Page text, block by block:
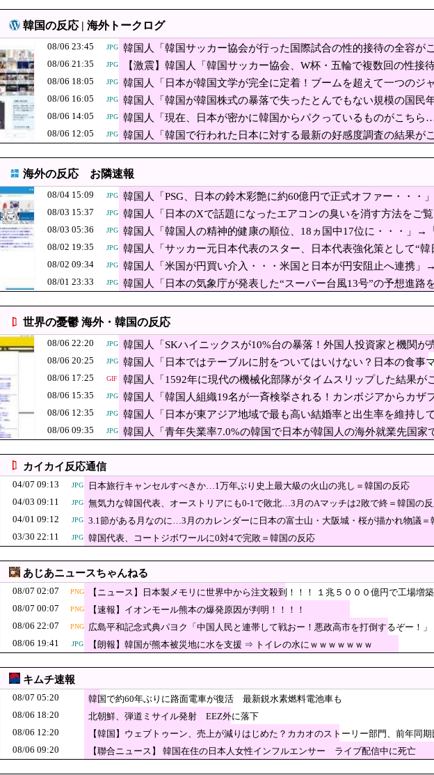
エース級の財務官僚が異例転出へ 官邸幹部「協力的でなかったから」 [8/6]
ネット販売…「品切れ前に買うと満足感」集英社オンラインショップで“43億円分”キャンセルか 200超のメ
韓国人「とある日本の飲食店で、韓国人店員が韓国人団体客と口論になった理由がこち
「安物買いの銭失いだったねぇ」とインドネシア高速鉄道の最終処
ないというと何が財源なんだ？
JPG
【外国人採用アンケ】諮問機関「差別、非公開答申」三重県「差別
した」
【速報】イオンモール熊本の爆発原因が判明！！！！
【韓国】ウェブトゥーン、売上が減りはじめた？カカオのストーリー部門、前年同期比で売上がマイナス16％
PNG #韓国記事翻訳 『グラミーに見せつけたワールドスターBTSの威厳！』、『グラミーは
秋田市に国内最大級データセンター 建設費２兆円見込む、ＵＡＥなど投資
JPG 韓国人「安貞桓『サッカー協会は皆、一掃されるべき』2002年W杯の主役たちが苦言」と話題に
上海一月風暴とは——造反派が一夜で市の権力を奪った1967年1月
PNG 広島県知事ら「核抑止論、根本的におかしい」
中国外務省、広島原爆投下に関して「同情を得ようと核被害者の立場を政治利用」[8/6]
JPG
韓国人「韓国サッカー協会が行った国際試合の性的接待の全容が
（ﾌﾞﾙﾌﾞﾙ」＝韓国の反応
JPG 中国製ルーター20機種にバックドア 外部から完全制御できる機能が仕込まれていた
クマが害獣扱いされる風潮にドラマ脚本家が不快感、「何度もクマ
なかった」と主張しており……
JPG 【速報】森山裕・自民党前幹事長「高市総理の個人的なSNS投稿が
PNG
【悲報】玉川徹さん、8月6日の原爆の日にトンデモ持論を展開し物議… → ネット「そ
ｗｗｗｗｗｗｗｗ
不動産ファンド「みんなで大家さん」が約2881億円の債務超過 分配金の支払い停止めぐり出資者約2500人が
JPG 韓国人「別れを告げた女性を車に監禁した50代男を逮捕」→「本当に情けない」
JPG 【衝撃】韓国人「宮崎駿が首を縦に振った金額」
JPG ついに国産ヒューマノイド登場、人手不足深刻化の医療・製造現場などでの活用想定！
JPG 【財務省人事】エース級の財務官僚・一松旬氏が”異例転出”へ 官邸幹部「協力的でなかったから」
韓国人「SKハイニックスが10%台の暴落！外国人投資家と機関が売
る大幅な下落‥」
JPG
【速報】子どもたちのヒーロー・任天堂、熊本地震を受け製品修理
域） 義援金5000万円寄付
熊本の被災地で暴れまくったメディア取材陣、堪忍袋の緒が切れた
【衝撃】Q：ムスリム移民って移住先をアッラーの土地って思ってるの？ → 衝撃の回
ｗ
PNG 広島平和記念式典パヨク「中国人民と連帯して戦おー！悪政高市を打倒するぞー！」
JPG 韓国人「中国・北京の108階建てビルに軽飛行機が衝突…当局は“状況を知らない”と沈黙」
サム・アルトマンとは何者か——Googleミートで解雇された「5日間」を生き延び、8520億ドル企業を率いる男
「Linuxで十分じゃね…？」世界が気付き始める Linuxの市場シェアが初めて10%超える Windows窮地 [8/6]
JPG
【速報】しんぶん赤旗、短期間に1700件の購読申し込みで嬉し泣き
判明→ 共産党が刑事告訴「厳重な処罰を求める」
韓国の反応 | 海外トークログ
08/06 23:45 JPG
韓国人「韓国サッカー協会が行った国際試合の性的接待の全容
ﾌﾞﾙ」＝韓国の反応
08/06 21:35 JPG
【激震】韓国人「韓国サッカー協会、W杯・五輪で複数回の性
（ﾌﾞﾙﾌﾞﾙ」＝韓国の反応
08/06 18:05 JPG
韓国人「日本が韓国文学が完全に定着！ブームを超えて一つのジ
様…（ﾌﾞﾙﾌﾞﾙ」＝韓国の反応
08/06 16:05 JPG
韓国人「韓国が韓国株式の暴落で失ったとんでもない規模の国
が…（ﾌﾞﾙﾌﾞﾙ」＝韓国の反応
08/06 14:05 JPG
韓国人「現在、日本が密かに韓国からパクっているものがこち
国の反応
08/06 12:05 JPG
韓国人「韓国で行われた日本に対する最新の好感度調査の結果
海外の反応 お隣速報
08/04 15:09 JPG
韓国人「PSG、日本の鈴木彩艶に約60億円で正式オファー・・・
ﾙ）」「レギュラーとして出れるとは思わないけど、それでもや
08/03 15:37 JPG 韓国人「日本のXで話題になったエアコンの臭いを消す方法をご
08/03 05:36 JPG 韓国人「韓国人の精神的健康の順位、18ヵ国中17位に・・・」→
08/02 19:35 JPG
韓国人「サッカー元日本代表のスター、日本代表強化策として“
はマジで良いと思う」「今すぐやったらガチでボコられるだろ
れ、勝っても負けても後味が悪い」
08/02 09:34 JPG
韓国人「米国が円買い介入・・・米国と日本が円安阻止へ連携
ｗ」「ウォンも救ってくれ・・・」
08/01 23:33 JPG
韓国人「日本の気象庁が発表した“スーパー台風13号”の予想進
世界の憂鬱 海外・韓国の反応
08/06 22:20 JPG
韓国人「SKハイニックスが10%台の暴落！外国人投資家と機関
幅な下落‥」
08/06 20:25 JPG
韓国人「日本ではテーブルに肘をついてはいけない？日本の食事
撃！」→「これが日本の食事マナーか？‥」
08/06 17:25 GIF
韓国人「1592年に現代の機械化部隊がタイムスリップした結果
差‥」
08/06 15:35 JPG
韓国人「韓国人組織19名が一斉検挙される！カンボジアからカザ
された犯罪グループの末路がこちらです」
08/06 12:35 JPG
韓国人「日本が東アジア地域で最も高い結婚率と出生率を維持
日本の若者たちの生活スタイル‥」
08/06 09:35 JPG
韓国人「青年失業率7.0%の韓国で日本が韓国人の海外就業先国
カイカイ反応通信
04/07 09:13 JPG
日本旅行キャンセルすべきか…1万年ぶり史上最大級の火山の兆し＝韓国の反応
04/03 09:11
JPG
無気力な韓国代表、オーストリアにも0-1で敗北…3月のAマッチは2敗で終＝韓国の
04/01 09:12
JPG
3.1節がある月なのに…3月のカレンダーに日本の富士山・大阪城・桜が描かれ物議＝
03/30 22:11
JPG 韓国代表、コートジボワールに0対4で完敗＝韓国の反応
あじあニュースちゃんねる
08/07 02:07 PNG
【ニュース】日本製メモリに世界中から注文殺到！！！ １兆５０００億円で工場増
08/07 00:07
PNG
【速報】イオンモール熊本の爆発原因が判明！！！！
08/06 22:07
PNG
広島平和記念式典パヨク「中国人民と連帯して戦おー！悪政高市を打倒するぞー！」
08/06 19:41
JPG 【朗報】韓国が熊本被災地に水を支援 ⇒ トイレの水にｗｗｗｗｗｗｗ
キムチ速報
08/07 05:20
韓国で約60年ぶりに路面電車が復活 最新鋭水素燃料電池車も
08/06 18:20
北朝鮮、弾道ミサイル発射 EEZ外に落下
08/06 12:20
【韓国】ウェブトゥーン、売上が減りはじめた？カカオのストーリー部門、前年同
08/06 09:20
【聯合ニュース】 韓国在住の日本人女性インフルエンサー ライブ配信中に死亡